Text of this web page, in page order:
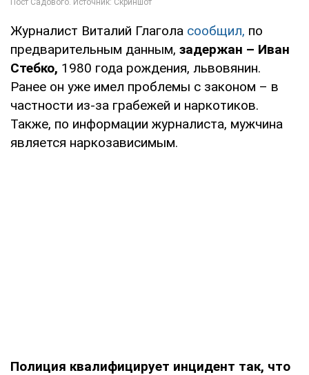
Журналист Виталий Глагола сообщил, по
предварительным данным, задержан – Иван
Стебко, 1980 года рождения, львовянин.
Ранее он уже имел проблемы с законом – в
частности из-за грабежей и наркотиков.
Также, по информации журналиста, мужчина
является наркозависимым.
Полиция квалифицирует инцидент так, что